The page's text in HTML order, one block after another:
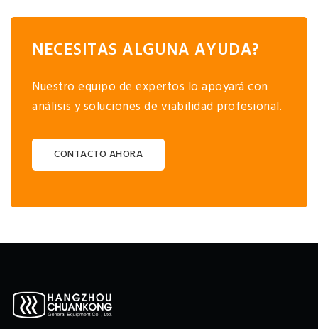
NECESITAS ALGUNA AYUDA?
Nuestro equipo de expertos lo apoyará con
análisis y soluciones de viabilidad profesional.
CONTACTO AHORA